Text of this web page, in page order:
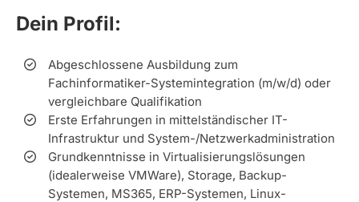
Dein Profil:
Abgeschlossene Ausbildung zum
Fachinformatiker-Systemintegration (m/w/d) oder
vergleichbare Qualifikation
Erste Erfahrungen in mittelständischer IT-
Infrastruktur und System-/Netzwerkadministration
Grundkenntnisse in Virtualisierungslösungen
(idealerweise VMWare), Storage, Backup-
Systemen, MS365, ERP-Systemen, Linux-